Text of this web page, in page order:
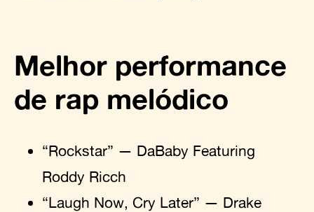
Melhor performance
de rap melódico
“Rockstar” — DaBaby Featuring
Roddy Ricch
“Laugh Now, Cry Later” — Drake